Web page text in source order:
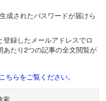
成されたパスワードが届けら
録したメールアドレスでロ
たり2つの記事の全文閲覧が
ちらをご覧ください。
索